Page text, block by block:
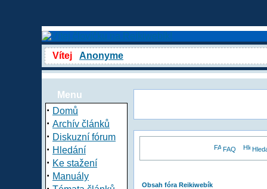
Vítej Anonyme
Menu
· Domů
· Archív článků
· Diskuzní fórum
· Hledání
· Ke stažení
· Manuály
FAQ
Obsah fóra Reikiwebík